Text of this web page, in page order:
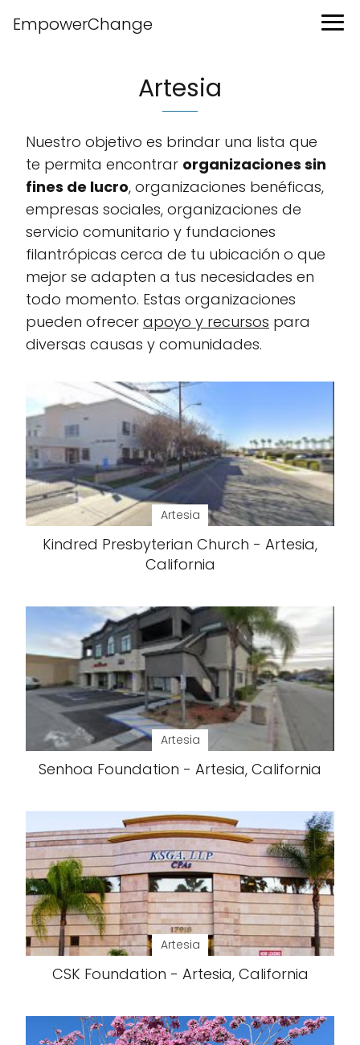
EmpowerChange
Artesia
Nuestro objetivo es brindar una lista que
te permita encontrar organizaciones sin
fines de lucro, organizaciones benéficas,
empresas sociales, organizaciones de
servicio comunitario y fundaciones
filantrópicas cerca de tu ubicación o que
mejor se adapten a tus necesidades en
todo momento. Estas organizaciones
pueden ofrecer apoyo y recursos para
diversas causas y comunidades.
Artesia
Kindred Presbyterian Church - Artesia,
California
Artesia
Senhoa Foundation - Artesia, California
Artesia
CSK Foundation - Artesia, California